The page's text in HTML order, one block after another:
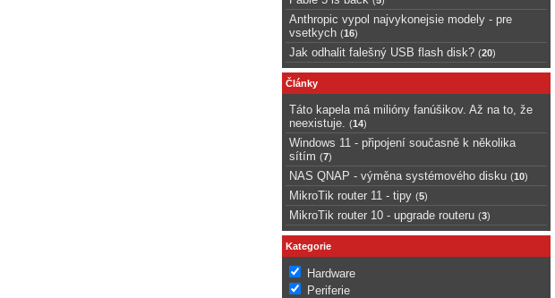
Anthropic vypol najvykonejsie modely - pre
vsetkych (16)
Jak odhalit falešný USB flash disk? (20)
Články
Táto kapela má milióny fanúšikov. Až na to, že
neexistuje.
(14)
Windows 11 - připojení současně k několika
sítím (7)
NAS QNAP - výměna systémového disku (10)
MikroTik router 11 - tipy (5)
MikroTik router 10 - upgrade routeru (3)
Kategorie
Hardware
Periferie